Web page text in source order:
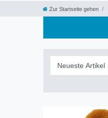
Zur Startseite gehen